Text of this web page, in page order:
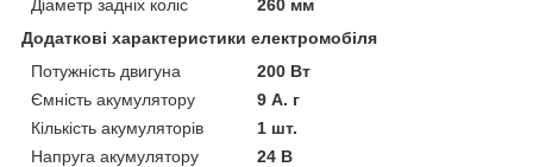
Діаметр задніх коліс
260 мм
Додаткові характеристики електромобіля
Потужність двигуна
200 Вт
Ємність акумулятору
9 А. г
Кількість акумуляторів
1 шт.
Напруга акумулятору
24 В